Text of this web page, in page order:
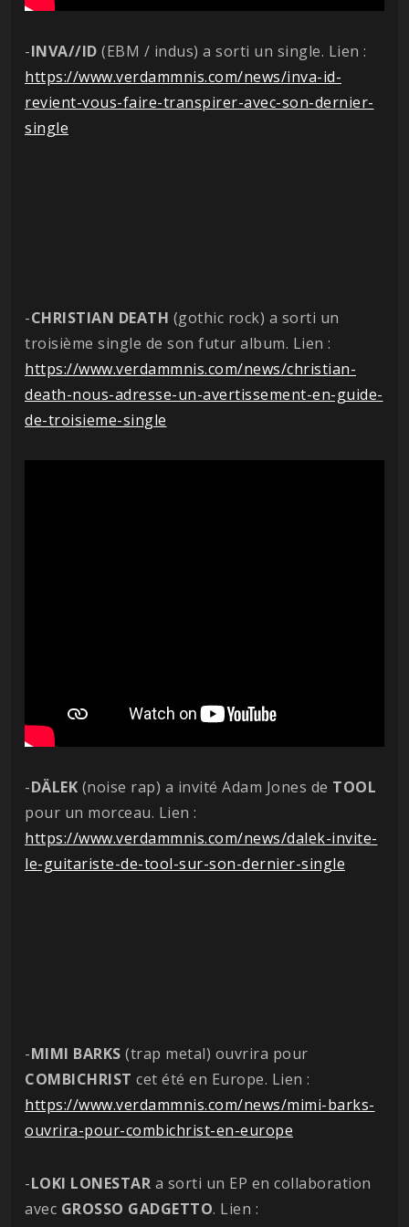
-INVA//ID (EBM / indus) a sorti un single. Lien :
https://www.verdammnis.com/news/inva-id-
revient-vous-faire-transpirer-avec-son-dernier-
single
-CHRISTIAN DEATH (gothic rock) a sorti un
troisième single de son futur album. Lien :
https://www.verdammnis.com/news/christian-
death-nous-adresse-un-avertissement-en-guide-
de-troisieme-single
-DÄLEK (noise rap) a invité Adam Jones de TOOL
pour un morceau. Lien :
https://www.verdammnis.com/news/dalek-invite-
le-guitariste-de-tool-sur-son-dernier-single
-MIMI BARKS (trap metal) ouvrira pour
COMBICHRIST cet été en Europe. Lien :
https://www.verdammnis.com/news/mimi-barks-
ouvrira-pour-combichrist-en-europe
-LOKI LONESTAR a sorti un EP en collaboration
avec GROSSO GADGETTO. Lien :